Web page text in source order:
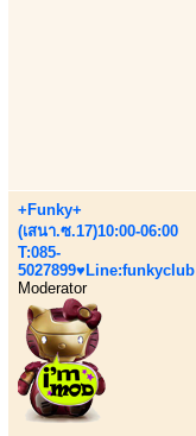
+Funky+
(เสนา.ซ.17)10:00-06:00
T:085-
5027899♥Line:funkyclub
Moderator